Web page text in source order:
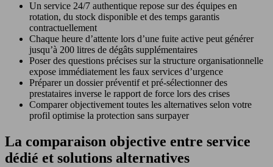
Un service 24/7 authentique repose sur des équipes en
rotation, du stock disponible et des temps garantis
contractuellement
Chaque heure d’attente lors d’une fuite active peut générer
jusqu’à 200 litres de dégâts supplémentaires
Poser des questions précises sur la structure organisationnelle
expose immédiatement les faux services d’urgence
Préparer un dossier préventif et pré-sélectionner des
prestataires inverse le rapport de force lors des crises
Comparer objectivement toutes les alternatives selon votre
profil optimise la protection sans surpayer
La comparaison objective entre service
dédié et solutions alternatives